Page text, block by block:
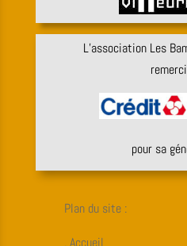
L’association Les
pour sa
Plan du site :
. Accueil